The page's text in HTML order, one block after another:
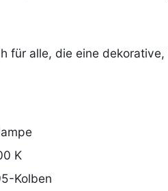
für alle, die eine
K
Kolben